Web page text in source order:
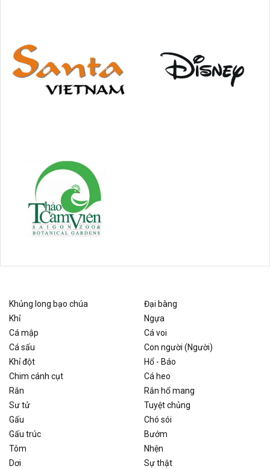
Khủng long bạo chúa
Đại bàng
Khỉ
Ngựa
Cá mập
Cá voi
Cá sấu
Con người (Người)
Khỉ đột
Hổ - Báo
Chim cánh cụt
Cá heo
Rắn
Rắn hổ mang
Sư tử
Tuyệt chủng
Gấu
Chó sói
Gấu trúc
Bướm
Tôm
Nhện
Dơi
Sự thật